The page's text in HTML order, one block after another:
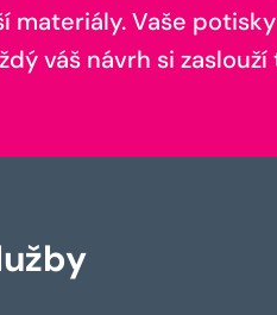
materiály. Vaše
váš návrh si